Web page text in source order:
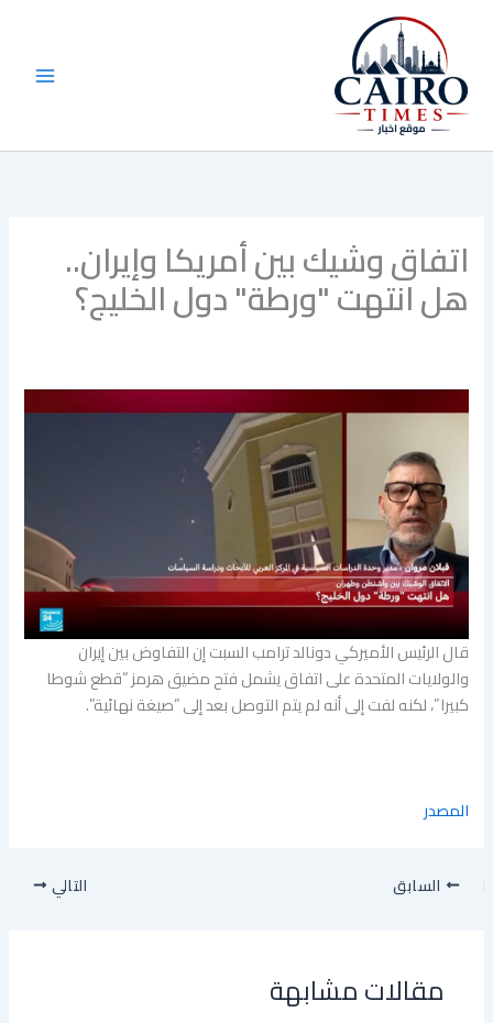
المحتوى
اتفاق وشيك بين أمريكا وإيران..
هل انتهت "ورطة" دول الخليج؟
قال الرئيس الأميركي دونالد ترامب السبت إن التفاوض بين إيران
والولايات المتحدة على اتفاق يشمل فتح مضيق هرمز “قطع شوطا
كبيرا”، لكنه لفت إلى أنه لم يتم التوصل بعد إلى “صيغة نهائية”.
المصدر
السابق التالي
مقالات مشابهة